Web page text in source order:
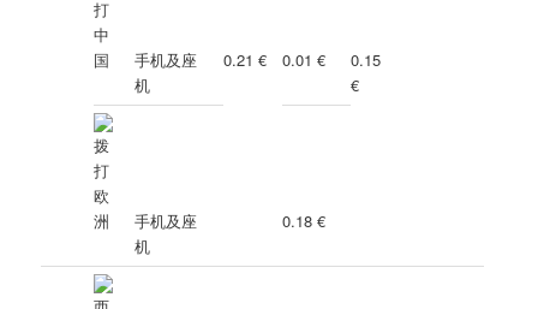
手机及座
机
0.21 € 0.01 €
0.15
€
手机及座
机
0.18 €